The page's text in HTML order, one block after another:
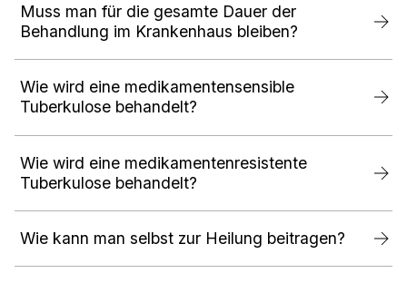
Muss man für die gesamte Dauer der
Behandlung im Krankenhaus bleiben?
Wie wird eine medikamentensensible
Tuberkulose behandelt?
Wie wird eine medikamentenresistente
Tuberkulose behandelt?
Wie kann man selbst zur Heilung beitragen?